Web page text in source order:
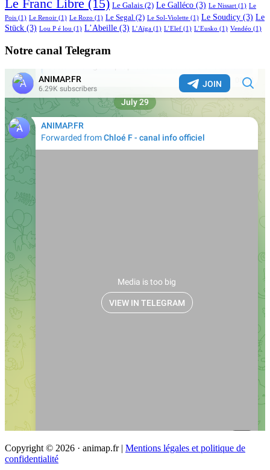
Le Franc Libre (15) Le Galais (2) Le Galléco (3) Le Nissart (1) Le
Pois (1) Le Renoir (1) Le Rozo (1) Le Segal (2) Le Sol-Violette (1) Le Soudicy (3) Le
Stück (3) Lou P é lou (1) L’Abeille (3) L’Aïga (1) L’Elef (1) L’Eusko (1) Vendéo (1)
Notre canal Telegram
Copyright © 2026 · animap.fr | Mentions légales et politique de
confidentialité